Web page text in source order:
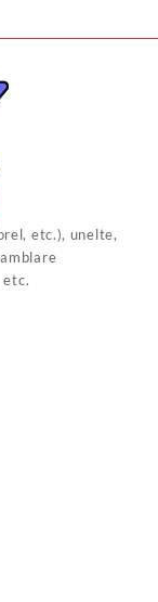
etc.), unelte,